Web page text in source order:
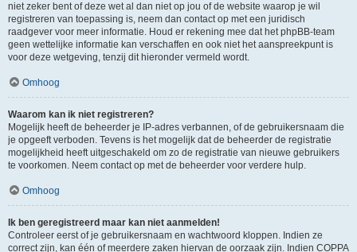
niet zeker bent of deze wet al dan niet op jou of de website waarop je wil
registreren van toepassing is, neem dan contact op met een juridisch
raadgever voor meer informatie. Houd er rekening mee dat het phpBB-team
geen wettelijke informatie kan verschaffen en ook niet het aanspreekpunt is
voor deze wetgeving, tenzij dit hieronder vermeld wordt.
Omhoog
Waarom kan ik niet registreren?
Mogelijk heeft de beheerder je IP-adres verbannen, of de gebruikersnaam die
je opgeeft verboden. Tevens is het mogelijk dat de beheerder de registratie
mogelijkheid heeft uitgeschakeld om zo de registratie van nieuwe gebruikers
te voorkomen. Neem contact op met de beheerder voor verdere hulp.
Omhoog
Ik ben geregistreerd maar kan niet aanmelden!
Controleer eerst of je gebruikersnaam en wachtwoord kloppen. Indien ze
correct zijn, kan één of meerdere zaken hiervan de oorzaak zijn. Indien COPPA